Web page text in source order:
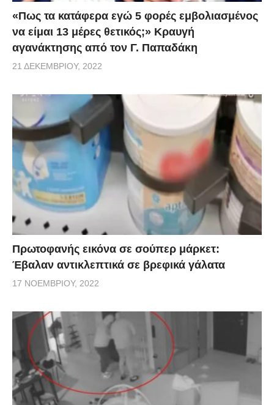
«Πως τα κατάφερα εγώ 5 φορές εμβoλιασμένος
να είμαι 13 μέρες θετικός;» Κραυγή
αγανάκτησης από τον Γ. Παπαδάκη
21 ΔΕΚΕΜΒΡΊΟΥ, 2022
Πρωτοφανής εικόνα σε σούπερ μάρκετ:
Έβαλαν αντικλεπτικά σε βρεφικά γάλατα
17 ΝΟΕΜΒΡΊΟΥ, 2022